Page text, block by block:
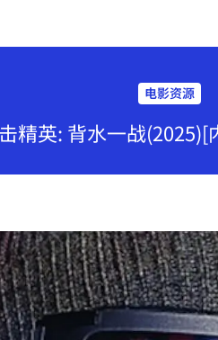
电影资源
击精英: 背水一战